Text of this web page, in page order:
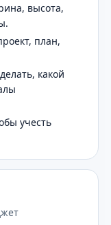
высота,
план,
какой
учесть